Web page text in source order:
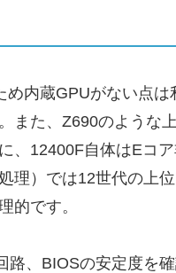
内蔵GPUがない点
た、Z690のような
12400F自体はEコ
）では12世代の上
的です。
、BIOSの安定度を